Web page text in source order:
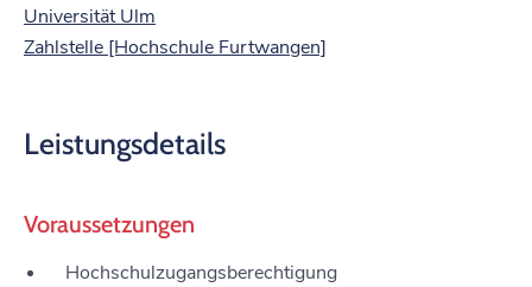
Universität Ulm
Zahlstelle [Hochschule Furtwangen]
Leistungsdetails
Voraussetzungen
Hochschulzugangsberechtigung